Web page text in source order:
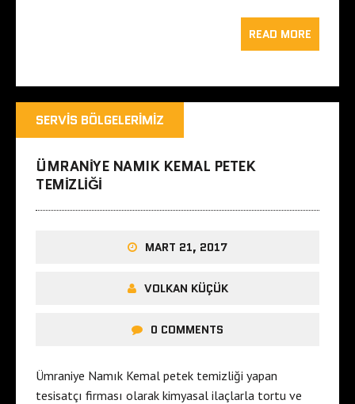
READ MORE
SERVIS BÖLGELERIMIZ
ÜMRANIYE NAMIK KEMAL PETEK
TEMIZLIĞI
MART 21, 2017
VOLKAN KÜÇÜK
0 COMMENTS
Ümraniye Namık Kemal petek temizliği yapan
tesisatçı firması olarak kimyasal ilaçlarla tortu ve